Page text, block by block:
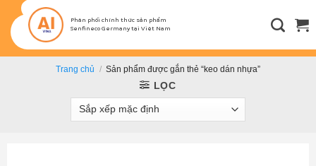
qua
nội
Phân phối chính thức sản phẩm
Senfineco Germany tại Việt Nam
Trang chủ / Sản phẩm được gắn thẻ “keo dán nhựa”
LỌC